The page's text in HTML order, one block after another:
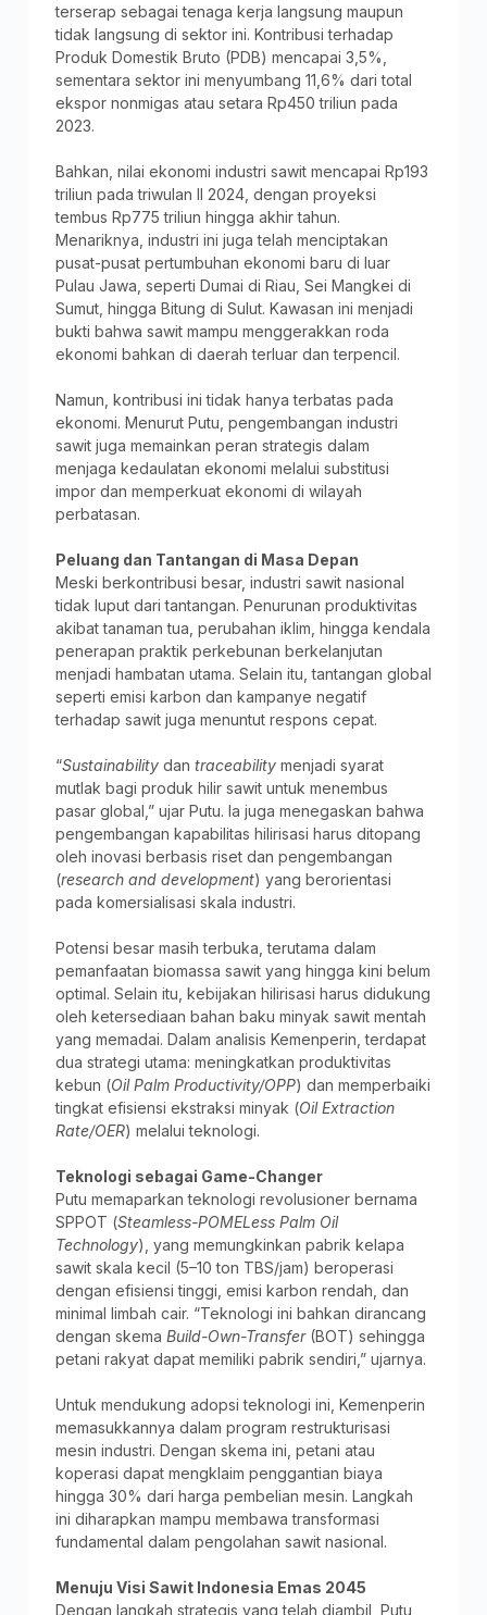
terserap sebagai tenaga kerja langsung maupun
tidak langsung di sektor ini. Kontribusi terhadap
Produk Domestik Bruto (PDB) mencapai 3,5%,
sementara sektor ini menyumbang 11,6% dari total
ekspor nonmigas atau setara Rp450 triliun pada
2023.
Bahkan, nilai ekonomi industri sawit mencapai Rp193
triliun pada triwulan II 2024, dengan proyeksi
tembus Rp775 triliun hingga akhir tahun.
Menariknya, industri ini juga telah menciptakan
pusat-pusat pertumbuhan ekonomi baru di luar
Pulau Jawa, seperti Dumai di Riau, Sei Mangkei di
Sumut, hingga Bitung di Sulut. Kawasan ini menjadi
bukti bahwa sawit mampu menggerakkan roda
ekonomi bahkan di daerah terluar dan terpencil.
Namun, kontribusi ini tidak hanya terbatas pada
ekonomi. Menurut Putu, pengembangan industri
sawit juga memainkan peran strategis dalam
menjaga kedaulatan ekonomi melalui substitusi
impor dan memperkuat ekonomi di wilayah
perbatasan.
Peluang dan Tantangan di Masa Depan
Meski berkontribusi besar, industri sawit nasional
tidak luput dari tantangan. Penurunan produktivitas
akibat tanaman tua, perubahan iklim, hingga kendala
penerapan praktik perkebunan berkelanjutan
menjadi hambatan utama. Selain itu, tantangan global
seperti emisi karbon dan kampanye negatif
terhadap sawit juga menuntut respons cepat.
“Sustainabilitydan traceabilitymenjadi syarat
mutlak bagi produk hilir sawit untuk menembus
pasar global,” ujar Putu. Ia juga menegaskan bahwa
pengembangan kapabilitas hilirisasi harus ditopang
oleh inovasi berbasis riset dan pengembangan
(research and development) yang berorientasi
pada komersialisasi skala industri.
Potensi besar masih terbuka, terutama dalam
pemanfaatan biomassa sawit yang hingga kini belum
optimal. Selain itu, kebijakan hilirisasi harus didukung
oleh ketersediaan bahan baku minyak sawit mentah
yang memadai. Dalam analisis Kemenperin, terdapat
dua strategi utama: meningkatkan produktivitas
kebun (Oil Palm Productivity/OPP) dan memperbaiki
tingkat efisiensi ekstraksi minyak (Oil Extraction
Rate/OER) melalui teknologi.
Teknologi sebagai Game-Changer
Putu memaparkan teknologi revolusioner bernama
SPPOT (Steamless-POMELess Palm Oil
Technology), yang memungkinkan pabrik kelapa
sawit skala kecil (5–10 ton TBS/jam) beroperasi
dengan efisiensi tinggi, emisi karbon rendah, dan
minimal limbah cair. “Teknologi ini bahkan dirancang
dengan skema Build-Own-Transfer(BOT) sehingga
petani rakyat dapat memiliki pabrik sendiri,” ujarnya.
Untuk mendukung adopsi teknologi ini, Kemenperin
memasukkannya dalam program restrukturisasi
mesin industri. Dengan skema ini, petani atau
koperasi dapat mengklaim penggantian biaya
hingga 30% dari harga pembelian mesin. Langkah
ini diharapkan mampu membawa transformasi
fundamental dalam pengolahan sawit nasional.
Menuju Visi Sawit Indonesia Emas 2045
Dengan langkah strategis yang telah diambil, Putu